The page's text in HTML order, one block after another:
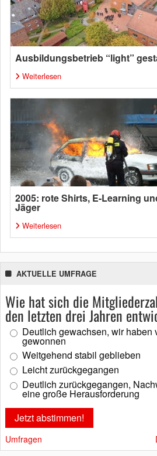
Ausbildungsbetrieb “light”
Weiterlesen
2005: rote Shirts, E-Learning
Jäger
Weiterlesen
AKTUELLE UMFRAGE
Wie hat sich die
den letzten drei Jahren
Deutlich gewachsen, wir haben
gewonnen
Weitgehend stabil geblieben
Leicht zurückgegangen
Deutlich zurückgegangen,
eine große Herausforderung
Umfragen